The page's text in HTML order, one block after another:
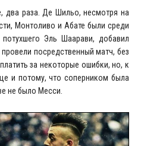
два раза. Де Шильо, несмотря на
Монтоливо и Абате были среди
Эль Шаарави, добавил
посредственный матч, без
за некоторые ошибки, но, к
и потому, что соперником была
не было Месси.